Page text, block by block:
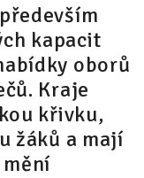
kapacit
oborů
Kraje
křivku,
žáků a mají